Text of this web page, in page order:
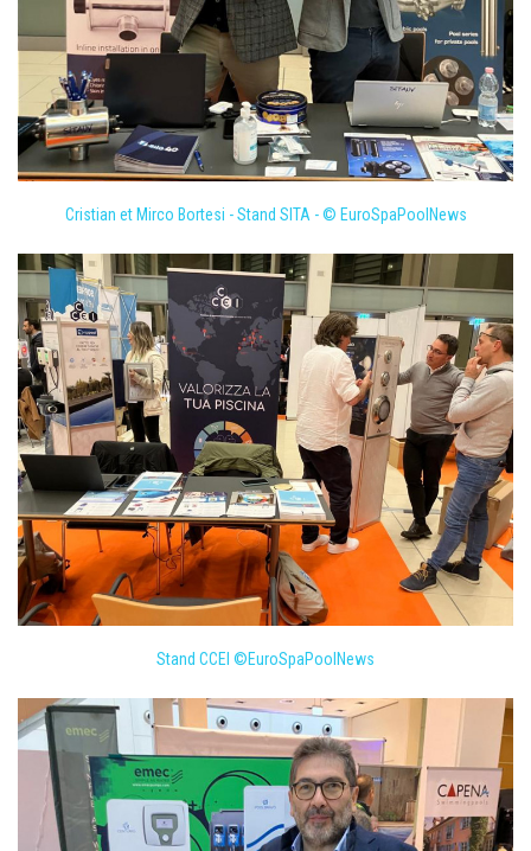
Cristian et Mirco Bortesi - Stand SITA - © EuroSpaPoolNews
Stand CCEI ©EuroSpaPoolNews